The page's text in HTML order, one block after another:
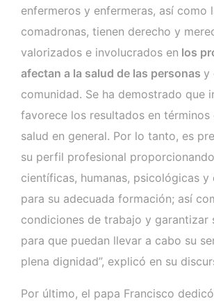
enfermeros y enfermeras, así como
comadronas, tienen derecho y
valorizados e involucrados en los
afectan a la salud de las personas y
comunidad. Se ha demostrado que
favorece los resultados en términos
salud en general. Por lo tanto, es
su perfil profesional
científicas, humanas, psicológicas y
para su adecuada formación; así
condiciones de trabajo y garantizar
para que puedan llevar a cabo su
plena dignidad”, explicó en su
Por último, el papa Francisco